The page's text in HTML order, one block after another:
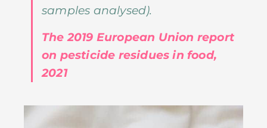
samples analysed).
The 2019 European Union report
on pesticide residues in food,
2021